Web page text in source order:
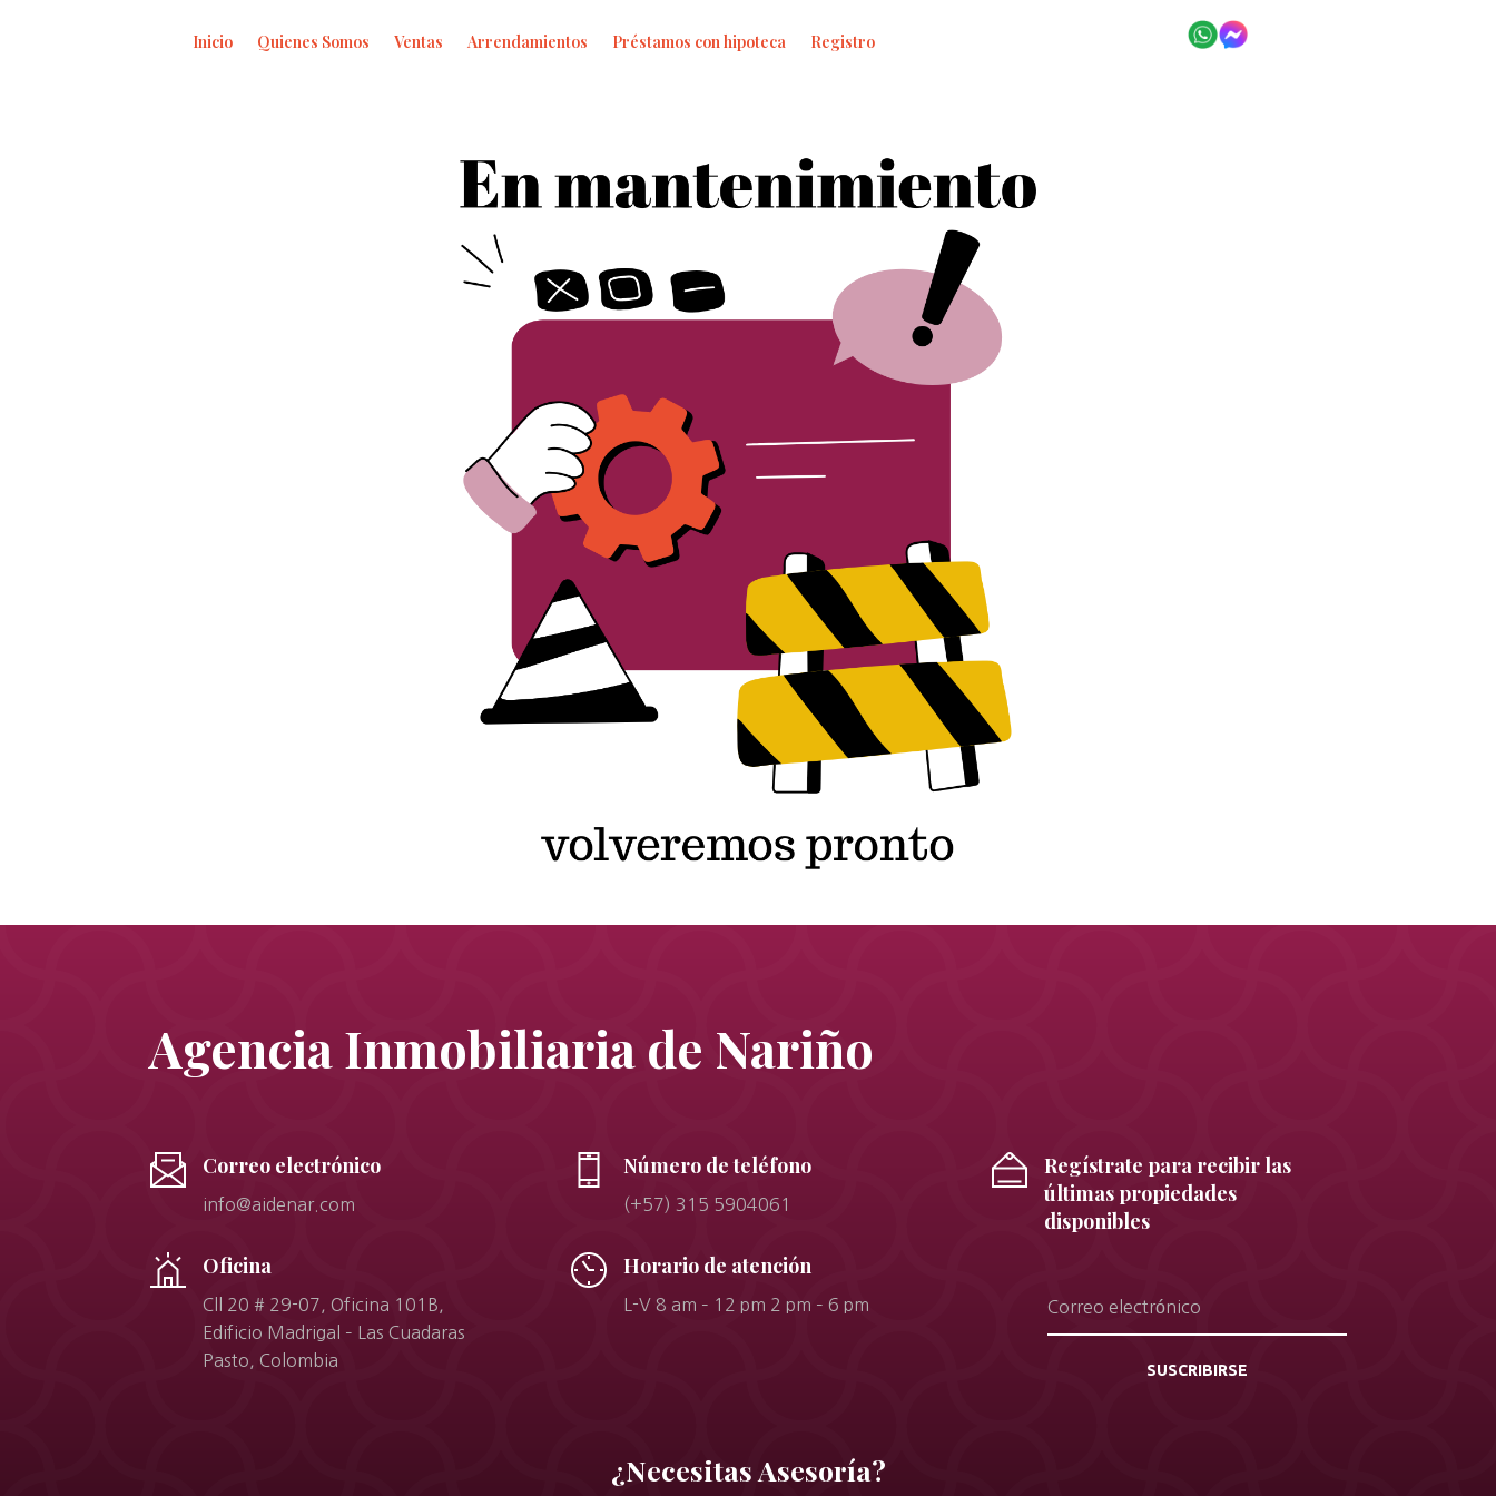
Inicio Quienes Somos Ventas Arrendamientos Préstamos con hipoteca Registro
Agencia Inmobiliaria de Nariño
Correo electrónico
info@aidenar.com
Oficina
Cll 20 # 29-07, Oficina 101B,
Edificio Madrigal – Las Cuadaras
Pasto, Colombia
Número de teléfono
(+57) 315 5904061
Horario de atención
L-V 8 am – 12 pm 2 pm – 6 pm
Regístrate para recibir las
últimas propiedades
disponibles
SUSCRIBIRSE
¿Necesitas Asesoría?